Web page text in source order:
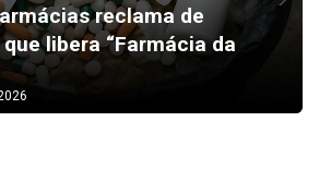
reclama de
libera “Farmácia da
Next